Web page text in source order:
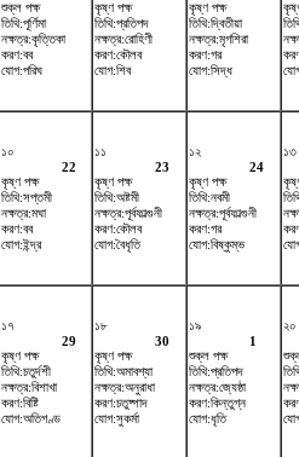
শুক্ল পক্ষ
তিথি:পূর্ণিমা
নক্ষত্র:কৃত্তিকা
করণ:বব
যোগ:পরিঘ
কৃষ্ণ পক্ষ
তিথি:প্রতিপদ
নক্ষত্র:রোহিণী
করণ:কৌলব
যোগ:শিব
কৃষ্ণ পক্ষ
তিথি:দ্বিতীয়া
নক্ষত্র:মৃগশিরা
করণ:গর
যোগ:সিদ্ধ
১০
22
কৃষ্ণ পক্ষ
তিথি:সপ্তমী
নক্ষত্র:মঘা
করণ:বব
যোগ:ইন্দ্র
১১
23
কৃষ্ণ পক্ষ
তিথি:অষ্টমী
নক্ষত্র:পূর্বফাল্গুনী
করণ:কৌলব
যোগ:বৈধৃতি
১২
24
কৃষ্ণ পক্ষ
তিথি:নবমী
নক্ষত্র:পূর্বফাল্গুনী
করণ:গর
যোগ:বিষ্কুম্ভ
১৩
১৭
29
কৃষ্ণ পক্ষ
তিথি:চতুর্দশী
নক্ষত্র:বিশাখা
করণ:বিষ্টি
যোগ:অতিগণ্ড
১৮
30
কৃষ্ণ পক্ষ
তিথি:অমাবশ্যা
নক্ষত্র:অনুরাধা
করণ:চতুষ্পাদ
যোগ:সুকর্মা
১৯
1
শুক্ল পক্ষ
তিথি:প্রতিপদ
নক্ষত্র:জ্যেষ্ঠা
করণ:কিন্তুগ্ন
যোগ:ধৃতি
২০